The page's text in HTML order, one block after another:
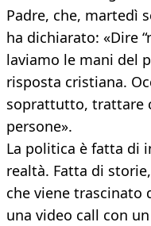
Padre, che, martedì
ha dichiarato: «Dire
laviamo le mani del
risposta cristiana.
soprattutto, trattare
persone».
La politica è fatta di
realtà. Fatta di
che viene trascinato
una video call con